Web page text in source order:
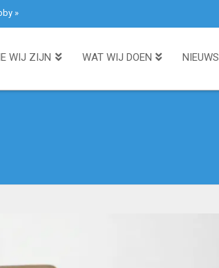
»
WIJ ZIJN WAT WIJ DOEN NIEUWS